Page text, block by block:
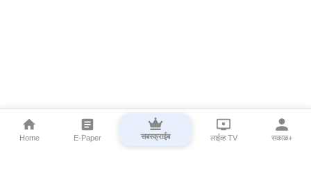
Home E-Paper सबस्क्राईब लाईव्ह TV सकाळ+